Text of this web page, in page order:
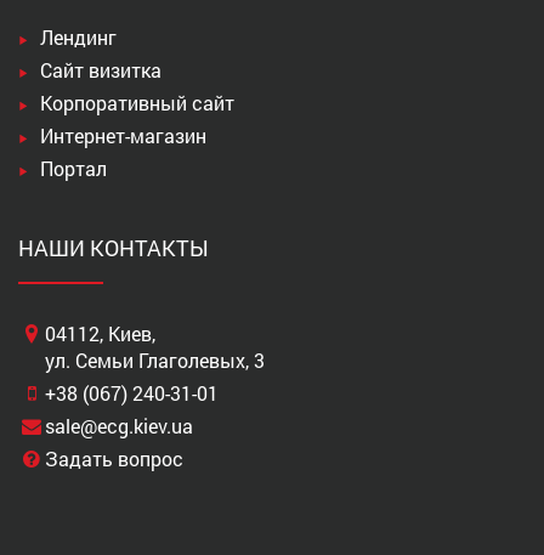
Лендинг
Сайт визитка
Корпоративный сайт
Интернет-магазин
Портал
НАШИ КОНТАКТЫ
04112, Киев,
ул. Семьи Глаголевых, 3
+38 (067) 240-31-01
sale@ecg.kiev.ua
Задать вопрос